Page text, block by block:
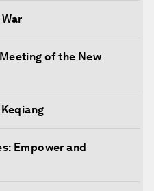
of the New
Empower and